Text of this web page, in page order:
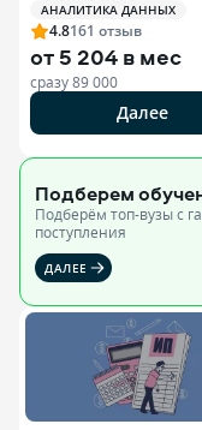
АНАЛИТИКА ДАННЫХ
4.8161 отзыв
от 5 204 в мес
сразу89 000
Далее
Подберем
Подберём топ-вузы c
поступления
ДАЛЕЕ